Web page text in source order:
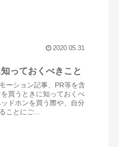
2020.05.31
っておくべきこと
ーション記事、PR等を含
買うときに知っておくべ
ドホンを買う際や、自分
ことにご...